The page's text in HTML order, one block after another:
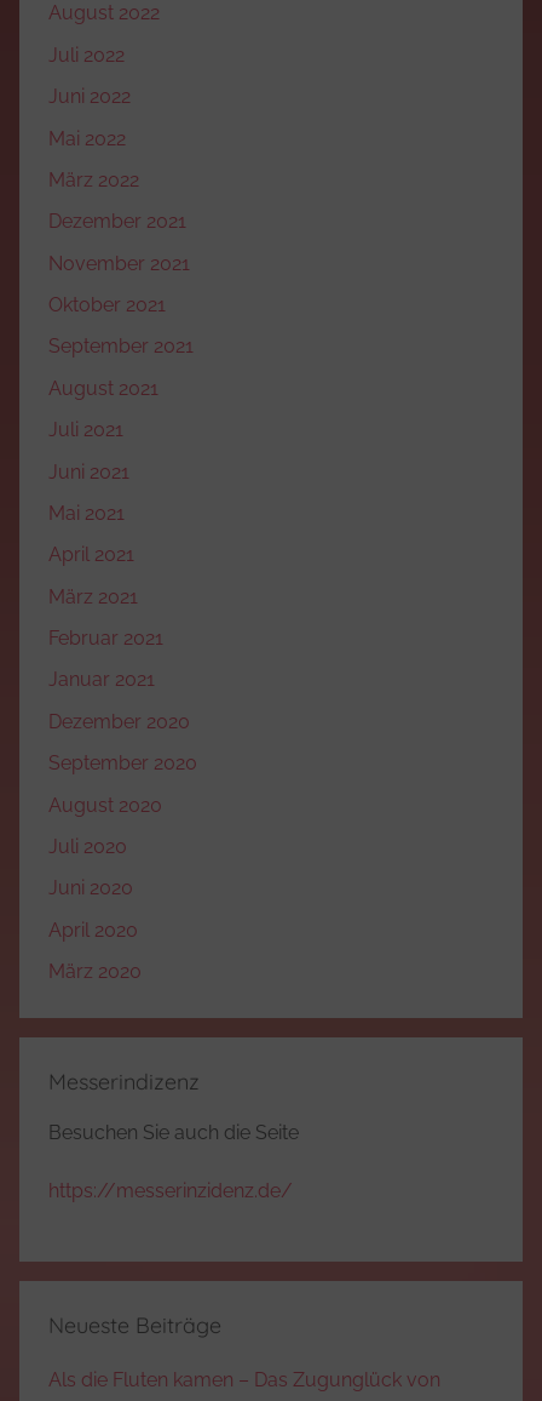
August 2022
Juli 2022
Juni 2022
Mai 2022
März 2022
Dezember 2021
November 2021
Oktober 2021
September 2021
August 2021
Juli 2021
Juni 2021
Mai 2021
April 2021
März 2021
Februar 2021
Januar 2021
Dezember 2020
September 2020
August 2020
Juli 2020
Juni 2020
April 2020
März 2020
Messerindizenz
Besuchen Sie auch die Seite
https://messerinzidenz.de/
Neueste Beiträge
Als die Fluten kamen – Das Zugunglück von